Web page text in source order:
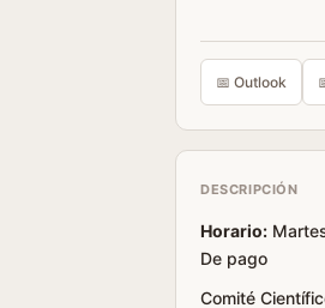
📅 Outlook
DESCRIPCIÓN
Horario:
De pago
Comité